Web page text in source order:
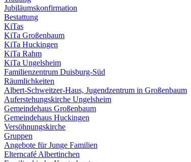
Jubiläumskonfirmation
Bestattung
KiTas
KiTa Großenbaum
KiTa Huckingen
KiTa Rahm
KiTa Ungelsheim
Familienzentrum Duisburg-Süd
Räumlichkeiten
Albert-Schweitzer-Haus, Jugendzentrum in Großenbaum
Auferstehungskirche Ungelsheim
Gemeindehaus Großenbaum
Gemeindehaus Huckingen
Versöhnungskirche
Gruppen
Angebote für Junge Familien
Elterncafé Albertinchen